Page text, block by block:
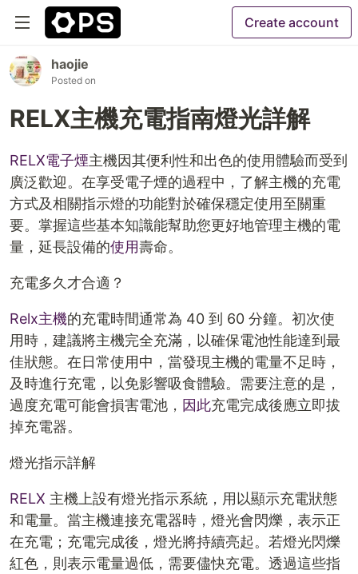
Create account
haojie
Posted on
RELX主機充電指南燈光詳解
RELX電子煙主機因其便利性和出色的使用體驗而受到
廣泛歡迎。在享受電子煙的過程中，了解主機的充電
方式及相關指示燈的功能對於確保穩定使用至關重
要。掌握這些基本知識能幫助您更好地管理主機的電
量，延長設備的使用壽命。
充電多久才合適？
Relx主機的充電時間通常為 40 到 60 分鐘。初次使
用時，建議將主機完全充滿，以確保電池性能達到最
佳狀態。在日常使用中，當發現主機的電量不足時，
及時進行充電，以免影響吸食體驗。需要注意的是，
過度充電可能會損害電池， 因此充電完成後應立即拔
掉充電器。
燈光指示詳解
RELX 主機上設有燈光指示系統，用以顯示充電狀態
和電量。當主機連接充電器時，燈光會閃爍，表示正
在充電；充電完成後，燈光將持續亮起。若燈光閃爍
紅色，則表示電量過低，需要儘快充電。透過這些指